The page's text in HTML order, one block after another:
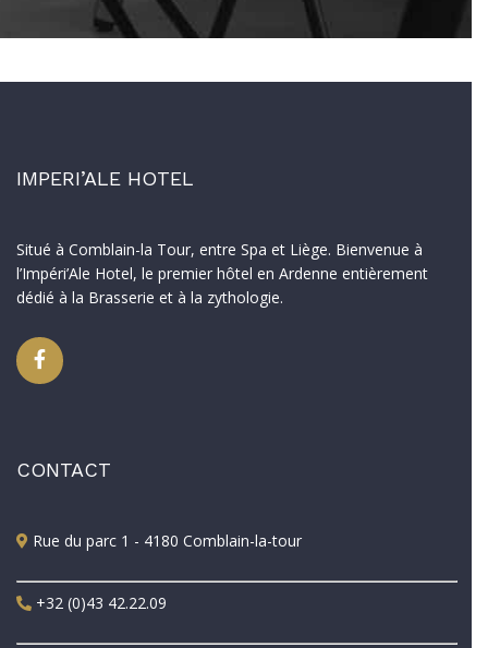
IMPERI’ALE HOTEL
Situé à Comblain-la Tour, entre Spa et Liège. Bienvenue à
l’Impéri’Ale Hotel, le premier hôtel en Ardenne entièrement
dédié à la Brasserie et à la zythologie.
CONTACT
Rue du parc 1 - 4180 Comblain-la-tour
+32 (0)43 42.22.09